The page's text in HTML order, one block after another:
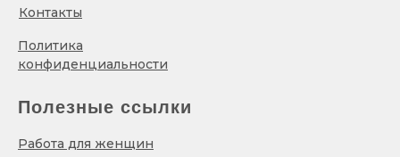
Полезные ссылки
Работа для женщин
Контакты
Политика
конфиденциальности